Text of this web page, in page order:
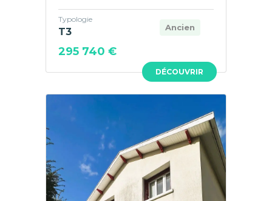
DÉCOUVRIR
Ancien
Typologie
T3
295 740 €